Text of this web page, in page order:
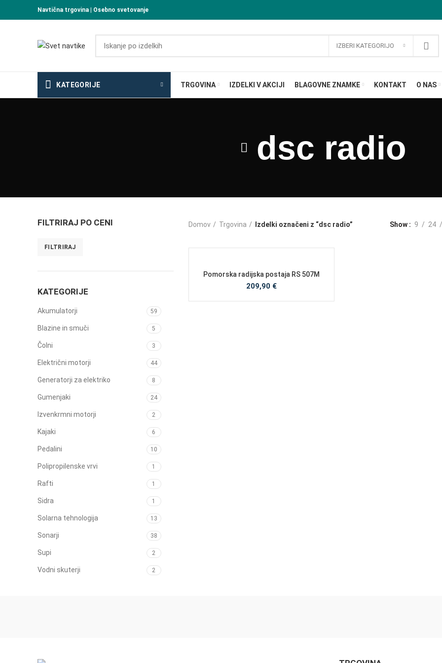
Navtična trgovina | Osebno svetovanje
IZBERI KATEGORIJO
KATEGORIJE TRGOVINA IZDELKI V AKCIJI BLAGOVNE ZNAMKE KONTAKT O NAS
dsc radio
FILTRIRAJ PO CENI
FILTRIRAJ
KATEGORIJE
Akumulatorji 59
Blazine in smuči 5
Čolni 3
Električni motorji 44
Generatorji za elektriko 8
Gumenjaki 24
Izvenkrmni motorji 2
Kajaki 6
Pedalini 10
Polipropilenske vrvi 1
Rafti 1
Sidra 1
Solarna tehnologija 13
Sonarji 38
Supi 2
Vodni skuterji 2
Domov Trgovina Izdelki označeni z “dsc radio” Show 9 24
Pomorska radijska postaja RS 507M
209,90 €